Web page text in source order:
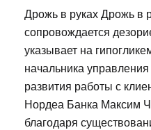
Дрожь в руках Дрожь в
сопровождается
указывает на
начальника
развития работы с
Нордеа Банка Максим
благодаря